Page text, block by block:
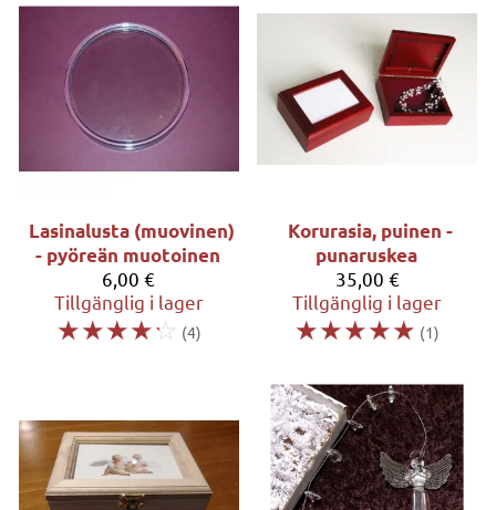
Lasinalusta (muovinen)
- pyöreän muotoinen
6,00 €
Tillgänglig i lager
☆☆☆☆☆ (4)
Korurasia, puinen -
punaruskea
35,00 €
Tillgänglig i lager
☆☆☆☆☆ (1)